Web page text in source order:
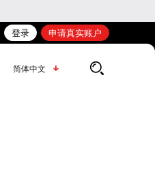
登录 申请真实账户
简体中文